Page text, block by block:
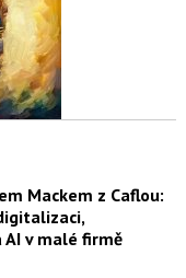
Mackem z Caflou:
v malé firmě